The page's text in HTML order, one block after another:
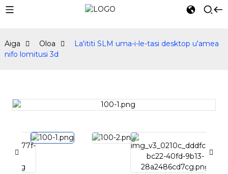
Aiga Oloa
La'ititi SLM uma-i-le-tasi desktop u'amea
nifo lomitusi 3d